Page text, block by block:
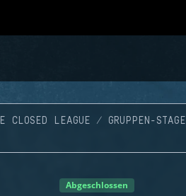
CLOSED LEAGUE GRUPPEN-STAGE
Abgeschlossen